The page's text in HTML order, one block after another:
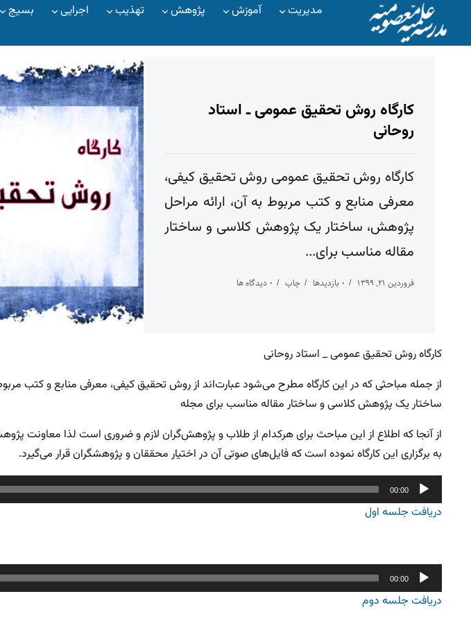
مدیریت آموزش پژوهش تهذیب اجرایی بسیج
کارگاه روش تحقیق عمومی ـ استاد
روحانی
کارگاه روش تحقیق عمومی روش تحقیق کیفی،
معرفی منابع و کتب مربوط به آن، ارائه مراحل
پژوهش، ساختار یک پژوهش کلاسی و ساختار
مقاله مناسب برای...
فروردین ۲۱, ۱۳۹۹ ۰ بازدیدها چاپ ۰ دیدگاه ها
کارگاه روش تحقیق عمومی _ استاد روحانی
از جمله مباحثی که در این کارگاه مطرح می‌شود عبارت‌اند از روش تحقیق کیفی، معرفی منابع و کتب
ساختار یک پژوهش کلاسی و ساختار مقاله مناسب برای مجله
از آنجا که اطلاع از این مباحث برای هرکدام از طلاب و پژوهش‌گران لازم و ضروری است لذا معاونت
به برگزاری این کارگاه نموده است که فایل‌های صوتی آن در اختیار محققان و پژوهشگران قرار می‌گیرد.
پخش‌کننده
صوت
00:00
دریافت جلسه اول
پخش‌کننده
صوت
00:00
دریافت جلسه دوم